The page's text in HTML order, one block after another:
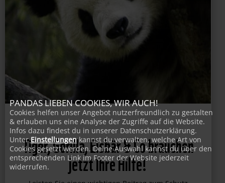
Tiger, Gorilla, Eisbär & Co brauchen
jetzt Ihre Hilfe!
PANDAS LIEBEN COOKIES, WIR AUCH!
Cookies helfen unser Angebot nutzerfreundlich zu gestalten
& erlauben uns eine Analyse der Zugriffe auf die Website.
Infos dazu findest du in unserer Datenschutzerklärung.
UnterEinstellungen kannst du verwalten, welche Art von
Cookies gesetzt werden. Deine Auswahl kannst du über den
entsprechenden Link im Footer der Website jederzeit
widerrufen.